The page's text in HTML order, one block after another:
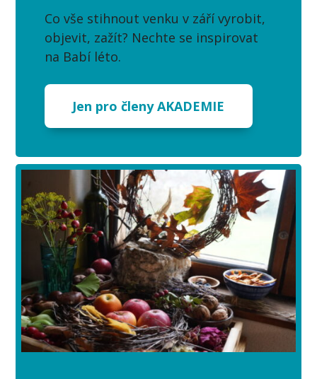
Co vše stihnout venku v září vyrobit,
objevit, zažít? Nechte se inspirovat
na Babí léto.
Jen pro členy AKADEMIE